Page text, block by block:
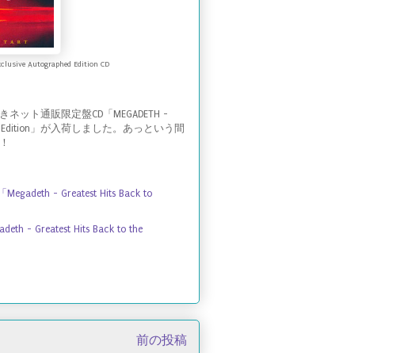
Autographed Edition CD
ット通販限定盤CD「MEGADETH -
」が入荷しました。あっという間
- Greatest Hits Back to
- Greatest Hits Back to the
前の投稿